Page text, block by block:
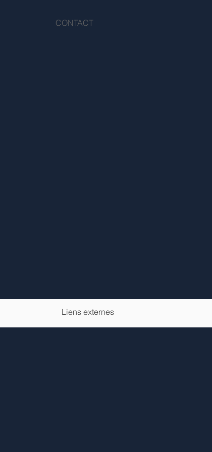
CONTACT
Liens externes